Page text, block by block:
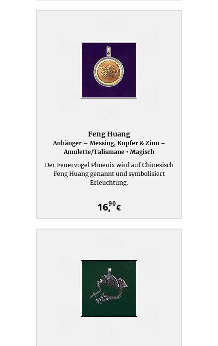
Feng Huang
Anhänger – Messing, Kupfer & Zinn –
Amulette/Talismane • Magisch
Der Feuervogel Phoenix wird auf Chinesisch
Feng Huang genannt und symbolisiert
Erleuchtung.
16,90€